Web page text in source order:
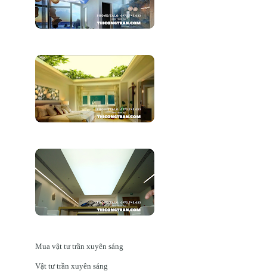
Mua vật tư trần xuyên sáng
Vật tư trần xuyên sáng